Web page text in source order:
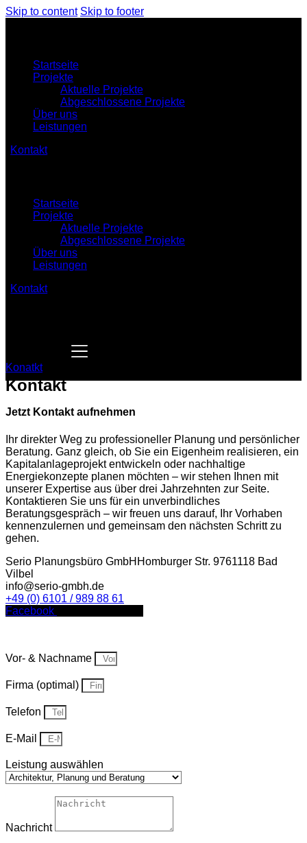
Skip to content Skip to footer
Startseite
Projekte
Aktuelle Projekte
Abgeschlossene Projekte
Über uns
Leistungen
Kontakt
Startseite
Projekte
Aktuelle Projekte
Abgeschlossene Projekte
Über uns
Leistungen
Kontakt
Konatkt
Kontakt
Jetzt Kontakt aufnehmen
Ihr direkter Weg zu professioneller Planung und persönlicher
Beratung. Ganz gleich, ob Sie ein Eigenheim realisieren, ein
Kapitalanlageprojekt entwickeln oder nachhaltige
Energiekonzepte planen möchten – wir stehen Ihnen mit
unserer Expertise aus über drei Jahrzehnten zur Seite.
Kontaktieren Sie uns für ein unverbindliches
Beratungsgespräch – wir freuen uns darauf, Ihr Vorhaben
kennenzulernen und gemeinsam den nächsten Schritt zu
gehen.
Serio Planungsbüro GmbH Homburger Str. 9761118 Bad
Vilbel
info@serio-gmbh.de
+49 (0) 6101 / 989 88 61
Facebook
Vor- & Nachname
Firma (optimal)
Telefon
E-Mail
Leistung auswählen
Nachricht